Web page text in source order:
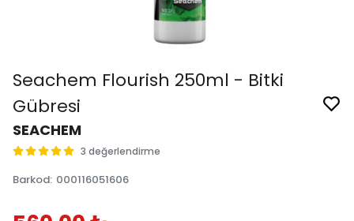
Seachem Flourish 250ml - Bitki
Gübresi
SEACHEM
3 değerlendirme
Barkod: 000116051606